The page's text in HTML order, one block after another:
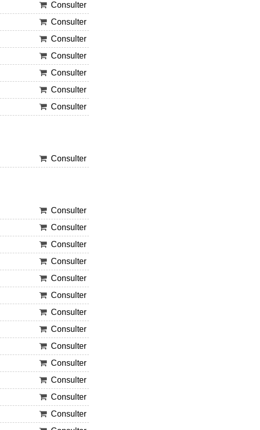
Consulter
Consulter
Consulter
Consulter
Consulter
Consulter
Consulter
Consulter
Consulter
Consulter
Consulter
Consulter
Consulter
Consulter
Consulter
Consulter
Consulter
Consulter
Consulter
Consulter
Consulter